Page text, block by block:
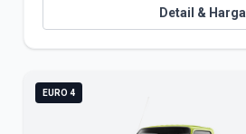
Detail & Harga
EURO 4